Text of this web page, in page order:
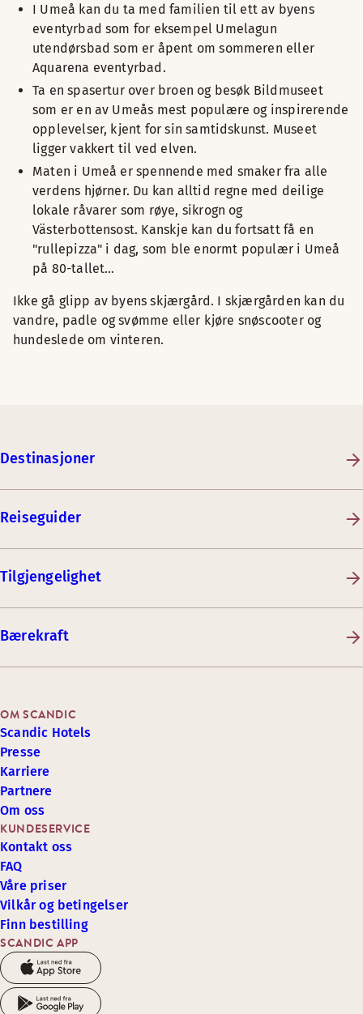
I Umeå kan du ta med familien til ett av byens
eventyrbad som for eksempel Umelagun
utendørsbad som er åpent om sommeren eller
Aquarena eventyrbad.
Ta en spasertur over broen og besøk Bildmuseet
som er en av Umeås mest populære og inspirerende
opplevelser, kjent for sin samtidskunst. Museet
ligger vakkert til ved elven.
Maten i Umeå er spennende med smaker fra alle
verdens hjørner. Du kan alltid regne med deilige
lokale råvarer som røye, sikrogn og
Västerbottensost. Kanskje kan du fortsatt få en
"rullepizza" i dag, som ble enormt populær i Umeå
på 80-tallet…
Ikke gå glipp av byens skjærgård. I skjærgården kan du
vandre, padle og svømme eller kjøre snøscooter og
hundeslede om vinteren.
Destinasjoner
Reiseguider
Tilgjengelighet
Bærekraft
SCANDIC APP
KUNDESERVICE
Kontakt oss
FAQ
Våre priser
Vilkår og betingelser
Finn bestilling
OM SCANDIC
Scandic Hotels
Presse
Karriere
Partnere
Om oss